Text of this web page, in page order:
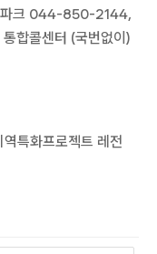
파크 044-850-2144,
합콜센터 (국번없이)
특화프로젝트 레전